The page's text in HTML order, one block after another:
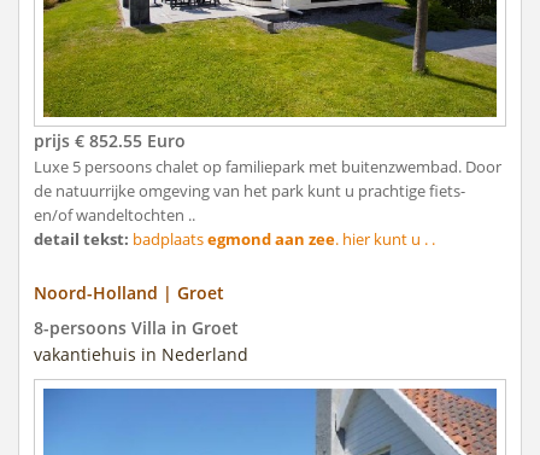
prijs € 852.55 Euro
Luxe 5 persoons chalet op familiepark met buitenzwembad. Door
de natuurrijke omgeving van het park kunt u prachtige fiets-
en/of wandeltochten ..
detail tekst: badplaatsegmond aan zee. hier kunt u . .
Noord-Holland | Groet
8-persoons Villa in Groet
vakantiehuis in Nederland